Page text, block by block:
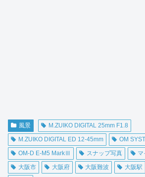
風景
M.ZUIKO DIGITAL 25mm F1.8
M.ZUIKO DIGITAL ED 12-45mm
OM
OM-D E-M5 MarkⅢ
スナップ写真
マ
大阪市
大阪府 大阪難波 大阪駅